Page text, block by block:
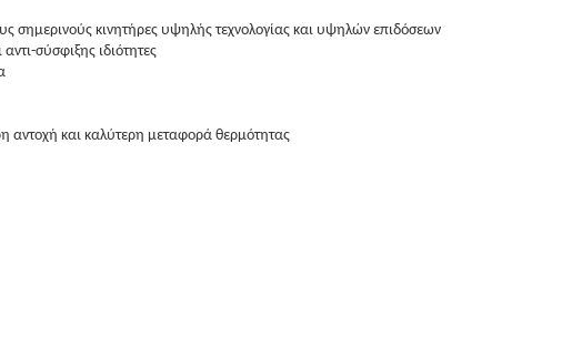
σημερινούς κινητήρες υψηλής τεχνολογίας και υψηλών επιδόσεων
σύσφιξης ιδιότητες
αντοχή και καλύτερη μεταφορά θερμότητας